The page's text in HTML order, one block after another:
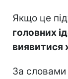
Якщо це
головних
виявитися
За словами